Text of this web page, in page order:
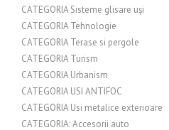
CATEGORIA Sisteme glisare uși
CATEGORIA Tehnologie
CATEGORIA Terase si pergole
CATEGORIA Turism
CATEGORIA Urbanism
CATEGORIA USI ANTIFOC
CATEGORIA Usi metalice exterioare
CATEGORIA: Accesorii auto